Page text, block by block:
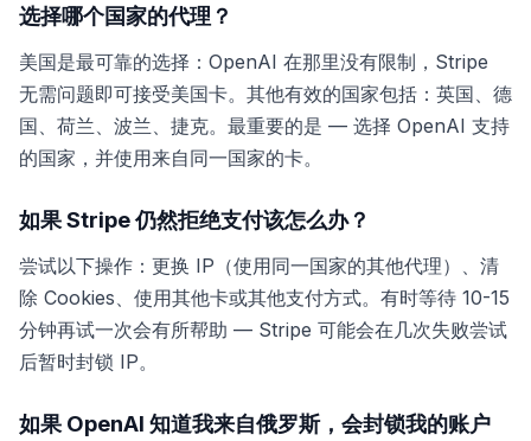
选择哪个国家的代理？
美国是最可靠的选择：OpenAI 在那里没有限制，Stripe
无需问题即可接受美国卡。其他有效的国家包括：英国、德
国、荷兰、波兰、捷克。最重要的是 — 选择 OpenAI 支持
的国家，并使用来自同一国家的卡。
如果 Stripe 仍然拒绝支付该怎么办？
尝试以下操作：更换 IP（使用同一国家的其他代理）、清
除 Cookies、使用其他卡或其他支付方式。有时等待 10-15
分钟再试一次会有所帮助 — Stripe 可能会在几次失败尝试
后暂时封锁 IP。
如果 OpenAI 知道我来自俄罗斯，会封锁我的账户